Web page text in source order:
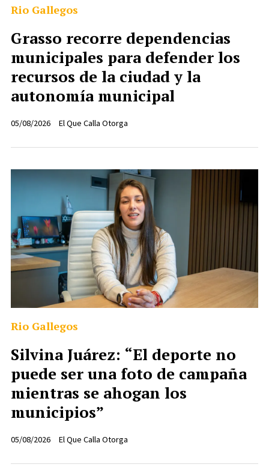
Grasso recorre dependencias
municipales para defender los
recursos de la ciudad y la
autonomía municipal
El Que Calla Otorga
Rio Gallegos
05/08/2026
Silvina Juárez: “El deporte no
puede ser una foto de campaña
mientras se ahogan los
municipios”
El Que Calla Otorga
Rio Gallegos
05/08/2026